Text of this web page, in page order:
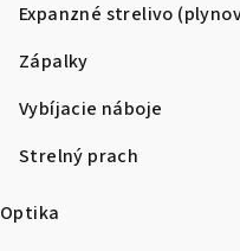
Expanzné strelivo
Zápalky
Vybíjacie náboje
Strelný prach
Optika